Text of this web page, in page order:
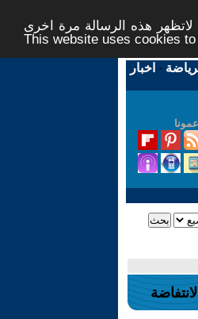
هذه الرسالة مرة اخرى -
This website uses cookies
- اخبار